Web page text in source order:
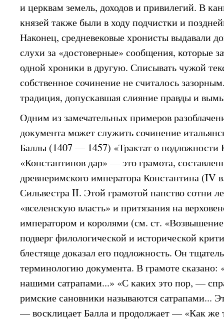
и церквам земель, доходов и привилегий. В
князей также были в ходу подчистки и
Наконец, средневековые хронисты выдавали
слухи за «достоверные» сообщения, которые
одной хроники в другую. Списывать чужой
собственное сочинение не считалось
традиция, допускавшая слияние правды и
Одним из замечательных примеров
документа может служить сочинение
Баллы (1407 — 1457) «Трактат о подложности
«Константинов дар» — это грамота,
древнеримского императора Константина (IV
Сильвестра II. Этой грамотой папство сотни
«вселенскую власть» и притязания на
императором и королями (см. ст.
подверг филологической и исторической
блестяще доказал его подложность. Он
терминологию документа. В грамоте
нашими сатрапами...» «С каких это пор, —
римские сановники называются сатрапами...
— восклицает Балла и продолжает — «Как же